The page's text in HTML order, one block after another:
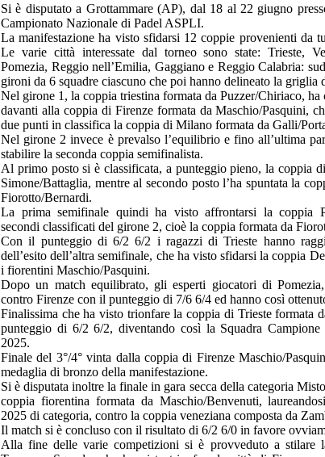
Si è disputato a Grottammare (AP), dal 18 al 22 giugno
Campionato Nazionale di Padel ASPLI.
La manifestazione ha visto sfidarsi 12 coppie provenienti da
Le varie città interessate dal torneo sono state: Trieste,
Pomezia, Reggio nell’Emilia, Gaggiano e Reggio Calabria:
gironi da 6 squadre ciascuno che poi hanno delineato la griglia
Nel girone 1, la coppia triestina formata da Puzzer/Chiriaco,
davanti alla coppia di Firenze formata da Maschio/Pasquini,
due punti in classifica la coppia di Milano formata da Galli/
Nel girone 2 invece è prevalso l’equilibrio e fino all’ultima
stabilire la seconda coppia semifinalista.
Al primo posto si è classificata, a punteggio pieno, la coppia
Simone/Battaglia, mentre al secondo posto l’ha spuntata la
Fiorotto/Bernardi.
La prima semifinale quindi ha visto affrontarsi la coppia
secondi classificati del girone 2, cioè la coppia formata da
Con il punteggio di 6/2 6/2 i ragazzi di Trieste hanno
dell’esito dell’altra semifinale, che ha visto sfidarsi la coppia
i fiorentini Maschio/Pasquini.
Dopo un match equilibrato, gli esperti giocatori di
contro Firenze con il punteggio di 7/6 6/4 ed hanno così
Finalissima che ha visto trionfare la coppia di Trieste formata
punteggio di 6/2 6/2, diventando così la Squadra
2025.
Finale del 3°/4° vinta dalla coppia di Firenze Maschio/
medaglia di bronzo della manifestazione.
Si è disputata inoltre la finale in gara secca della categoria
coppia fiorentina formata da Maschio/Benvenuti,
2025 di categoria, contro la coppia veneziana composta da
Il match si è concluso con il risultato di 6/2 6/0 in favore
Alla fine delle varie competizioni si è provveduto a stilare